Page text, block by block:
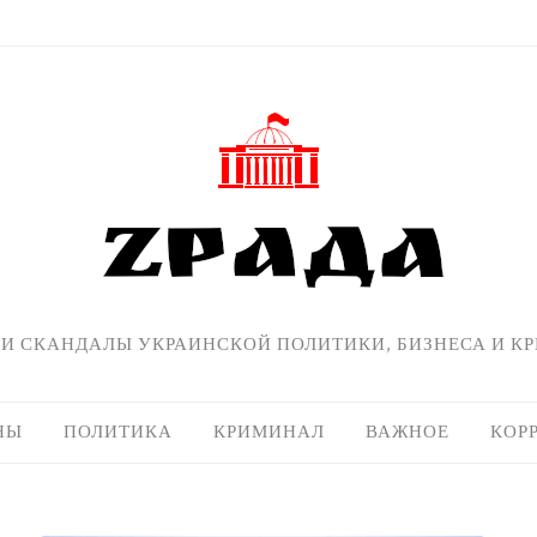
СКАНДАЛЫ УКРАИНСКОЙ ПОЛИТИКИ, БИЗНЕСА И
ПОЛИТИКА КРИМИНАЛ ВАЖНОЕ